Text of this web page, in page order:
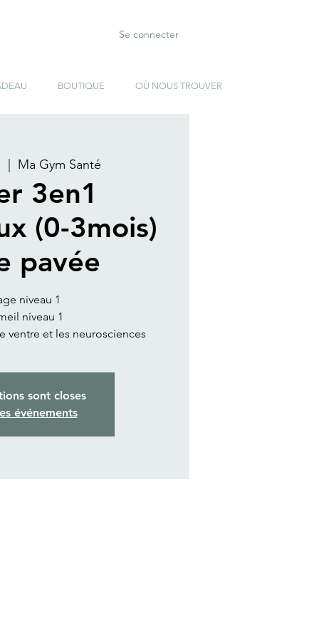
Se connecter
BOUTIQUE OÙ NOUS TROUVER
Ma Gym Santé
3en1
(0-3mois)
pavée
niveau 1
niveau 1
ventre et les neurosciences
sont closes
événements